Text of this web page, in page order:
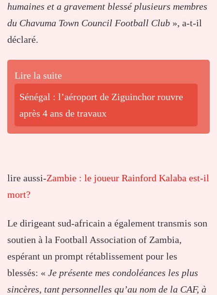
humaines et a gravement blessé plusieurs membres
du Chavuma Town Council Football Club », a-t-il
déclaré.
Lire la suite
Sénégal : l’aéroport de Ziguinchor rouvre
après 4 ans de travaux
lire aussi-Zambie : le joueur Rainford Kalaba est-il
mort?
Le dirigeant sud-africain a également transmis son
soutien à la Football Association of Zambia,
espérant un prompt rétablissement pour les
blessés: « Je présente mes condoléances les plus
sincères, tant personnelles qu’au nom de la CAF, à